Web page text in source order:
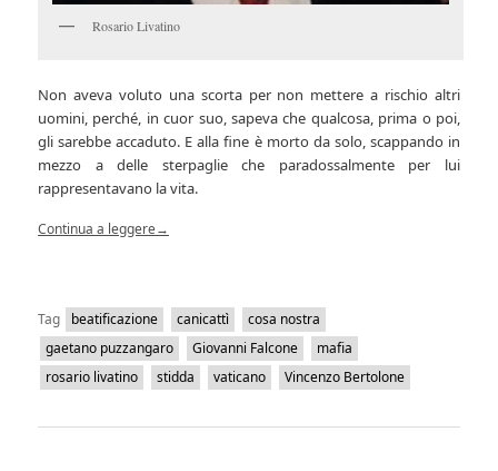
Rosario Livatino
Non aveva voluto una scorta per non mettere a rischio altri
uomini, perché, in cuor suo, sapeva che qualcosa, prima o poi,
gli sarebbe accaduto. E alla fine è morto da solo, scappando in
mezzo a delle sterpaglie che paradossalmente per lui
rappresentavano la vita.
Continua a leggere→
Tag beatificazione canicattì
cosa nostra
gaetano puzzangaro
Giovanni Falcone
mafia
rosario livatino
stidda vaticano Vincenzo Bertolone